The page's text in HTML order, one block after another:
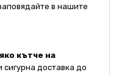
в нашите
кътче на
доставка до